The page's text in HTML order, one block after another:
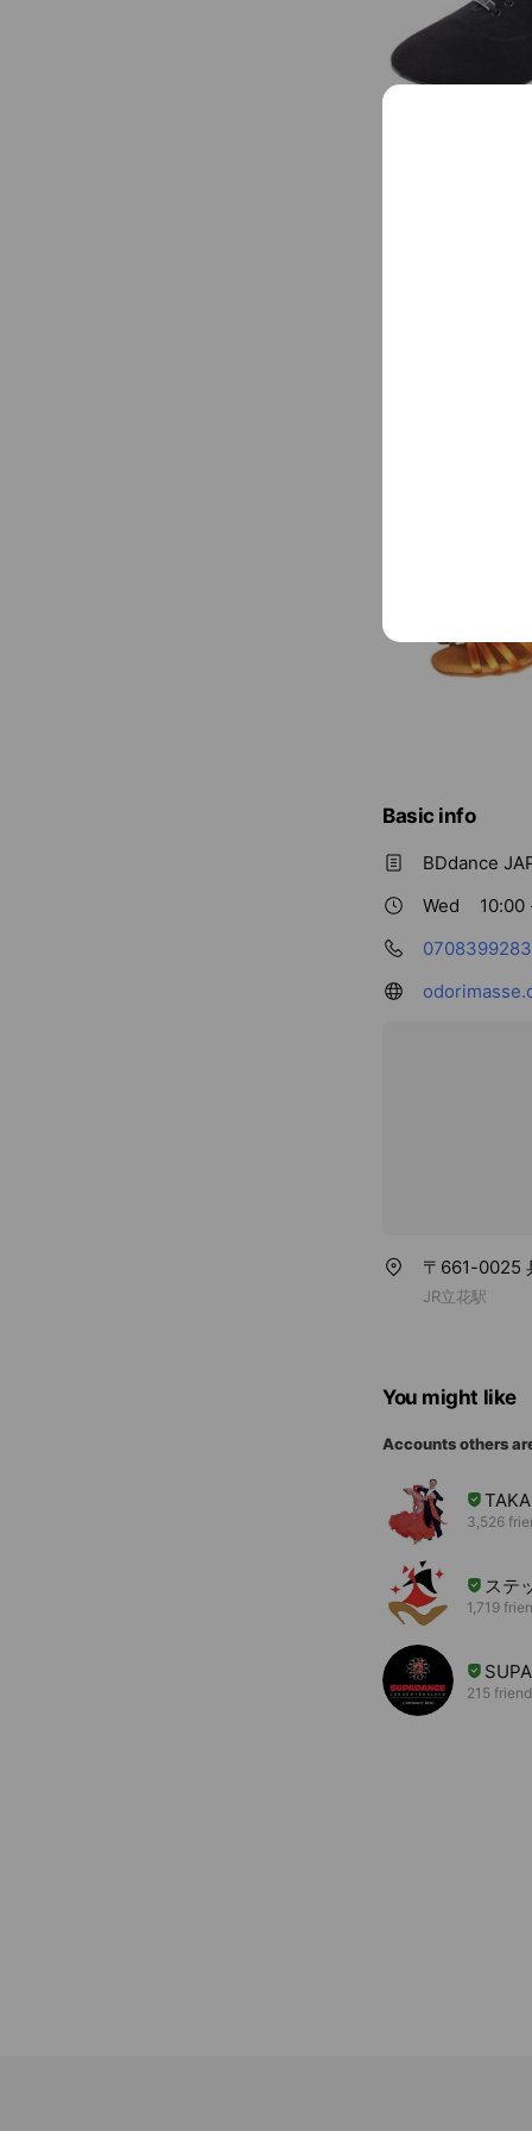
Basic info
BDdance
Wed
10:00
〒661-0025
JR立花駅
You might like
Accounts others
3,526
ステ
1,719
215